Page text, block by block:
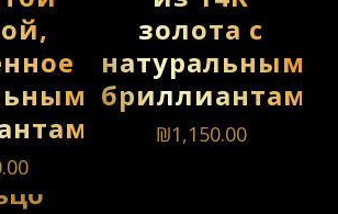
золота с
натуральными
бриллиантами
₪1,150.00